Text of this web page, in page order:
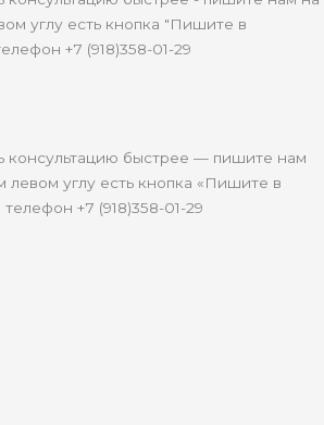
углу есть кнопка "Пишите в
+7 (918)358-01-29
консультацию быстрее — пишите нам
углу есть кнопка «Пишите в
+7 (918)358-01-29